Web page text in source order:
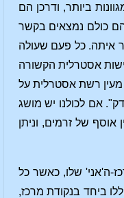
ביותר, ודרכן הם
כולם נמצאים בקשר
איתה. כל פעם שעולה
אסטרלית הקשורה
מעין רשת אסטרלית על
אם לכולנו יש מושג
של זרמים, וניתן
ה'אני' שלו, כאשר כל
ביחד בנקודת מרכז,